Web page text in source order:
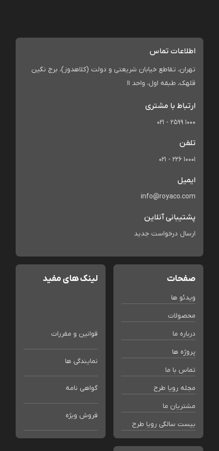
اطلاعات تماس
تهران، تقاطع خیابان شریعتی و دولت (کلاهدوز)، برج نگین
قلهک، طبقه اول، واحد 11
ارتباط با مشتری
021 - 2599 1000
تلفن
021 - 226 10001
ایمیل
info@royaco.com
پشتیبانی آنلاین
ارسال درخواست جدید
صفحات
ویدئو ها
محصولات
درباره ما
پروژه ها
تماس با ما
مجله رویا طرح
مشتریان ما
بیست سالگی رویا طرح
لینک های مفید
قوانین و مقررات
نمایندگی ها
گواهی نامه
فروش ویژه